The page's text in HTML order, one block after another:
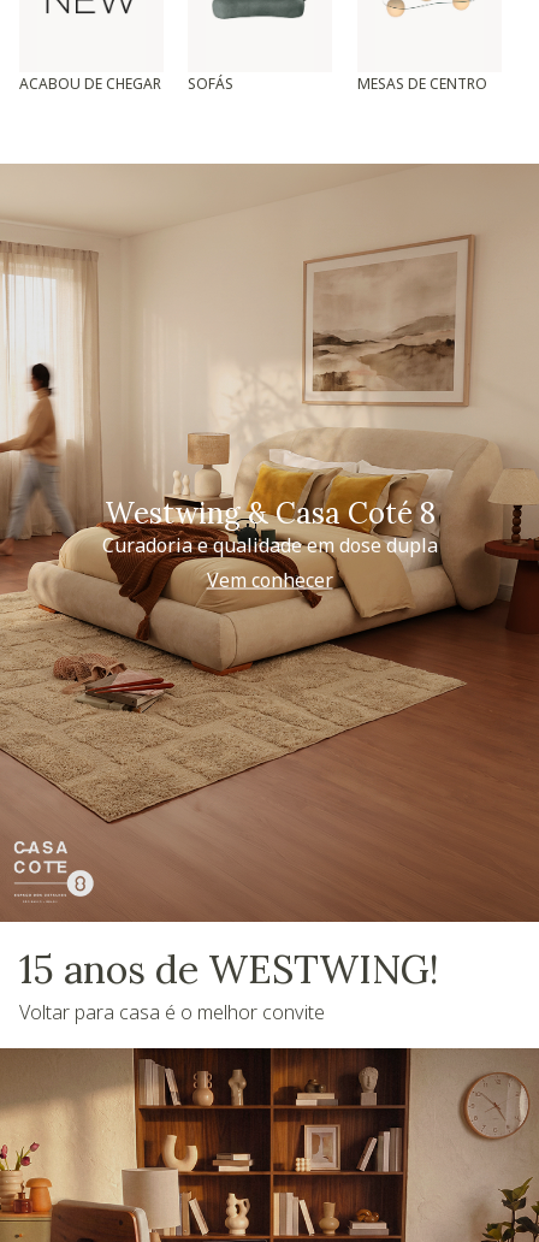
ACABOU DE CHEGAR SOFÁS MESAS DE CENTRO
Westwing & Casa Coté 8
Curadoria e qualidade em dose dupla
Vem conhecer
15 anos de WESTWING!
Voltar para casa é o melhor convite